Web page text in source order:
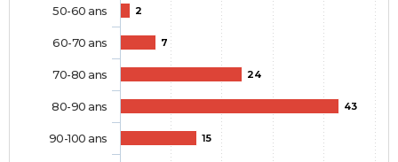
2
7
24
43
15
50-60 ans
60-70 ans
70-80 ans
80-90 ans
90-100 ans